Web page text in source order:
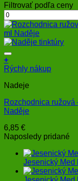
Filtrovať podľa ceny
Minimálna
cena
+
Rýchly nákup
Nadeje
Rozchodnica ružová
Naděje
6,85 €
Naposledy pridané
Jesenický Med